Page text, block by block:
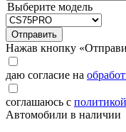
Выберите модель
Отправить
Нажав кнопку
даю согласие на
соглашаюсь с
Автомобили в наличии